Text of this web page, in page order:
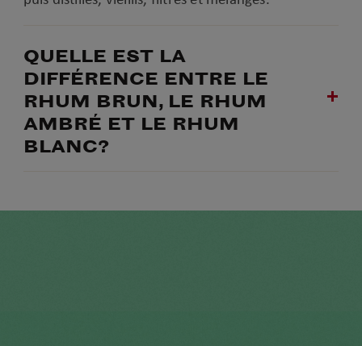
QUELLE EST LA
DIFFÉRENCE ENTRE LE
RHUM BRUN, LE RHUM
AMBRÉ ET LE RHUM
BLANC?